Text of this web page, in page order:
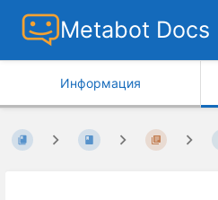
Metabot Docs
Информация